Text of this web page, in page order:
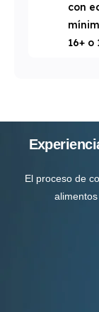
con
16+ o
El proceso de